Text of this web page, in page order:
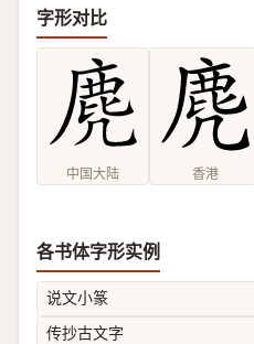
字形对比
中国大陆 香港
各书体字形实例
说文小篆
传抄古文字